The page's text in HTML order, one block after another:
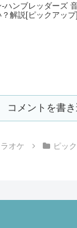
ハンブレッダーズ
解説[ピックアップ]
コメントを書
オケ ピッ